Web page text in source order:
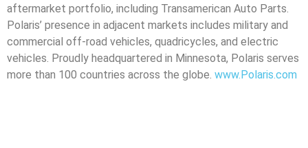
aftermarket portfolio, including Transamerican Auto Parts.
Polaris’ presence in adjacent markets includes military and
commercial off-road vehicles, quadricycles, and electric
vehicles. Proudly headquartered in Minnesota, Polaris serves
more than 100 countries across the globe. www.Polaris.com